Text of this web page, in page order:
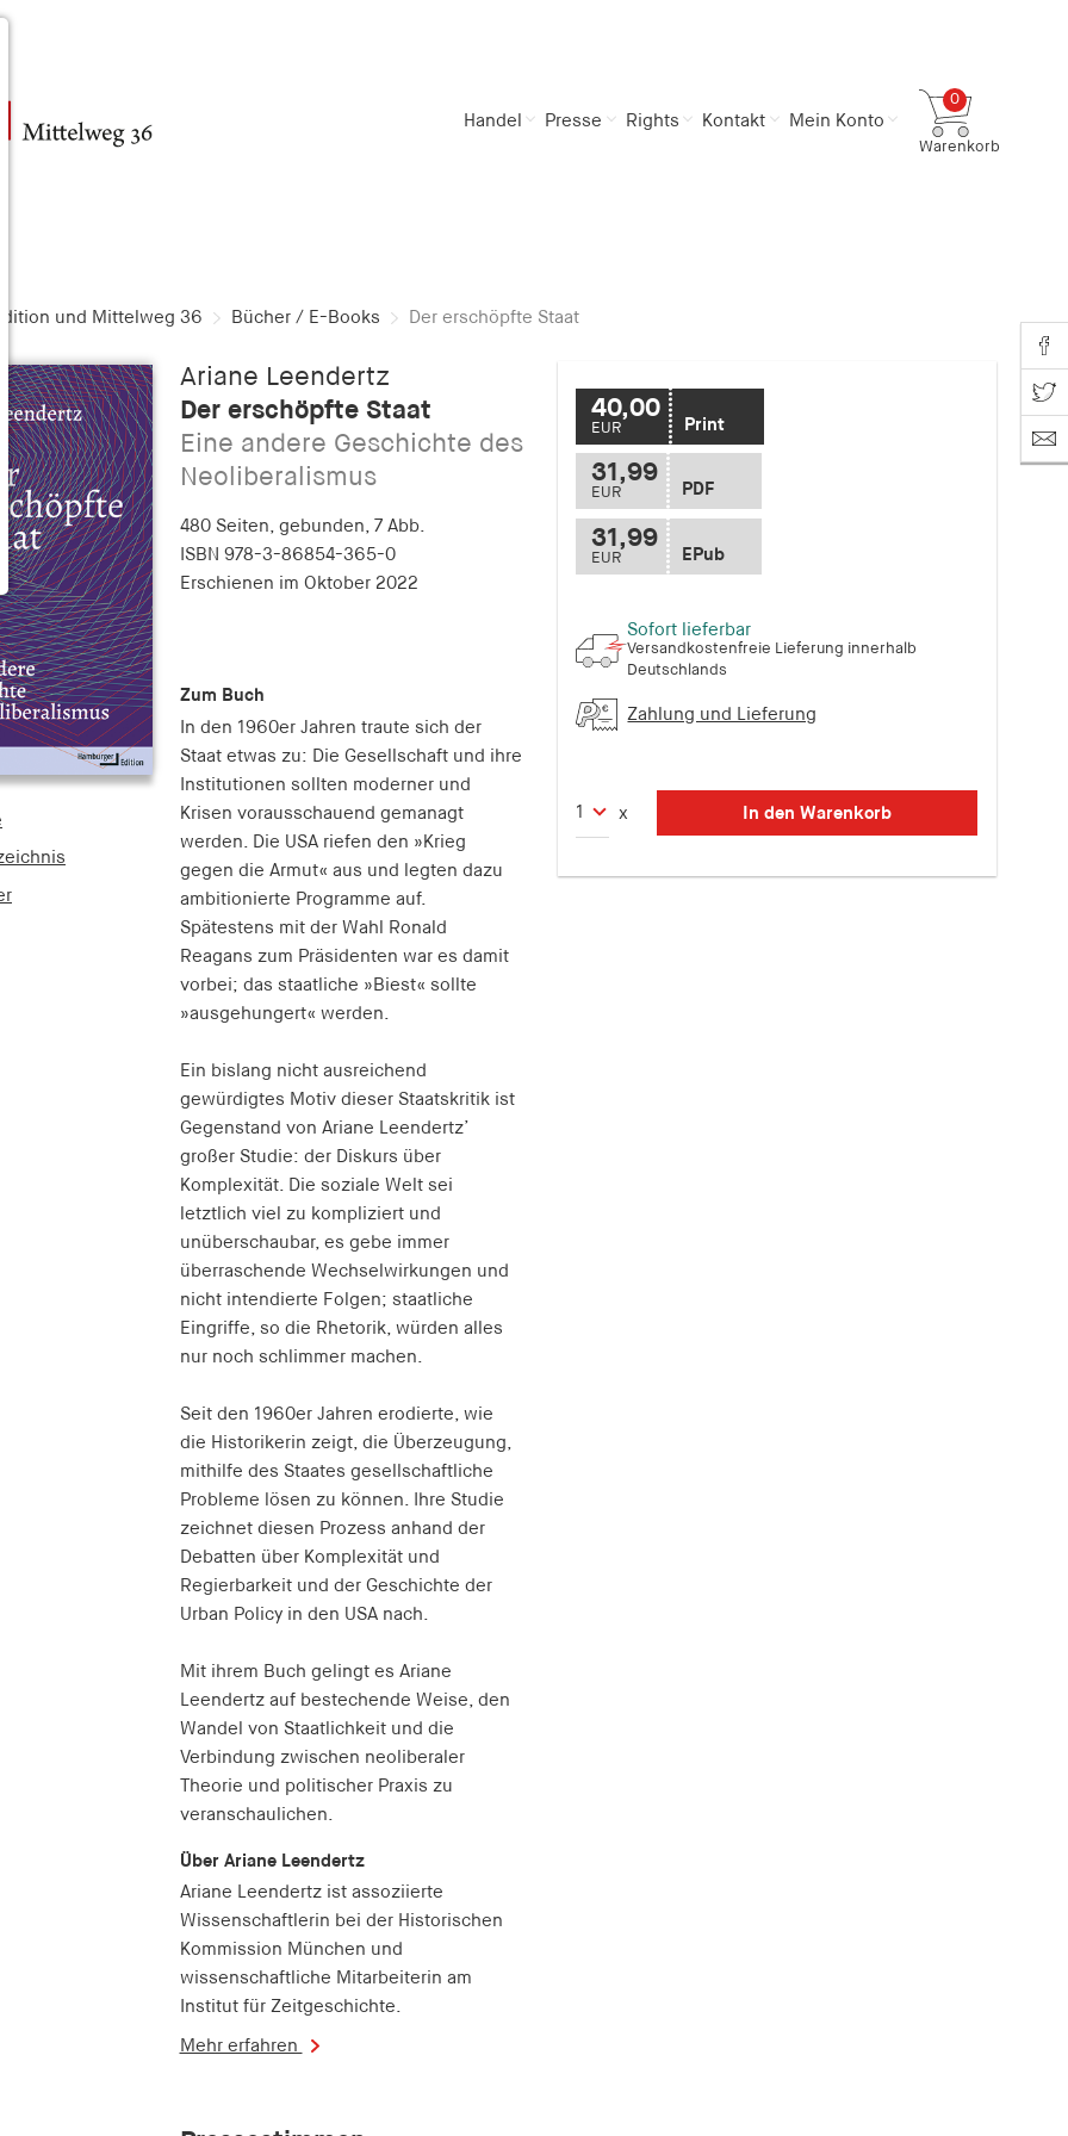
Handel Presse Rights Kontakt Mein Konto
0
Warenkorb
und Mittelweg 36 Bücher / E-Books Der erschöpfte Staat
Ariane Leendertz
Der erschöpfte Staat
Eine andere Geschichte des
Neoliberalismus
480 Seiten, gebunden, 7 Abb.
ISBN 978-3-86854-365-0
Erschienen im Oktober 2022
Zum Buch
In den 1960er Jahren traute sich der
Staat etwas zu: Die Gesellschaft und ihre
Institutionen sollten moderner und
Krisen vorausschauend gemanagt
werden. Die USA riefen den »Krieg
gegen die Armut« aus und legten dazu
ambitionierte Programme auf.
Spätestens mit der Wahl Ronald
Reagans zum Präsidenten war es damit
vorbei; das staatliche »Biest« sollte
»ausgehungert« werden.
Ein bislang nicht ausreichend
gewürdigtes Motiv dieser Staatskritik ist
Gegenstand von Ariane Leendertz’
großer Studie: der Diskurs über
Komplexität. Die soziale Welt sei
letztlich viel zu kompliziert und
unüberschaubar, es gebe immer
überraschende Wechselwirkungen und
nicht intendierte Folgen; staatliche
Eingriffe, so die Rhetorik, würden alles
nur noch schlimmer machen.
Seit den 1960er Jahren erodierte, wie
die Historikerin zeigt, die Überzeugung,
mithilfe des Staates gesellschaftliche
Probleme lösen zu können. Ihre Studie
zeichnet diesen Prozess anhand der
Debatten über Komplexität und
Regierbarkeit und der Geschichte der
Urban Policy in den USA nach.
Mit ihrem Buch gelingt es Ariane
Leendertz auf bestechende Weise, den
Wandel von Staatlichkeit und die
Verbindung zwischen neoliberaler
Theorie und politischer Praxis zu
veranschaulichen.
Über Ariane Leendertz
Ariane Leendertz ist assoziierte
Wissenschaftlerin bei der Historischen
Kommission München und
wissenschaftliche Mitarbeiterin am
Institut für Zeitgeschichte.
Mehr erfahren
40,00
EUR Print
31,99
EUR PDF
31,99
EUR EPub
Sofort lieferbar
Versandkostenfreie Lieferung innerhalb
Deutschlands
Zahlung und Lieferung
x In den Warenkorb
Share
Share on